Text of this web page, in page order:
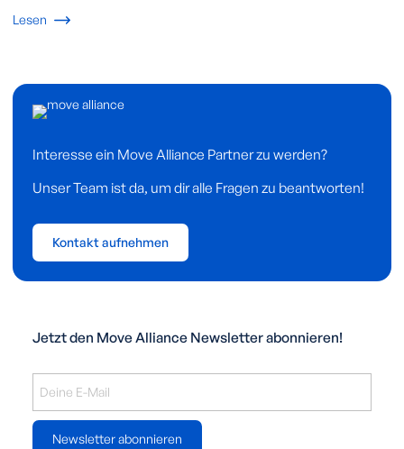
Lesen
Interesse ein Move Alliance Partner zu werden?
Unser Team ist da, um dir alle Fragen zu beantworten!
Kontakt aufnehmen
Jetzt den Move Alliance Newsletter abonnieren!
Newsletter abonnieren